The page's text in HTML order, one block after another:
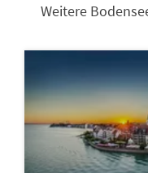
Weitere